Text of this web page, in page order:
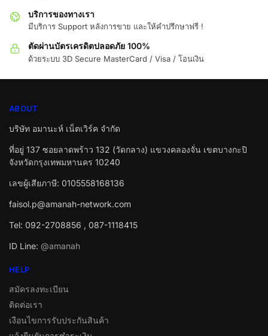
บริการของทางเรา
มีบริการ Support หลังการขาย และให้คำปรึกษาฟรี !
ตัดผ่านบัตรเครดิตปลอดภัย 100%
ด้วยระบบ 3D Secure MasterCard / Visa / โอนเงิน
ABOUT
บริษัท อมานะห์ เน็ตเวิร์ค จำกัด
ที่อยู่ 137 ซอยลาดพร้าว 132 (วัดกลาง) แขวงคลองจั่น เขตบางกะปิ
จังหวัดกรุงเทพมหานคร 10240
เลขผู้เสียภาษี: 0105558168136
faisol.p@amanah-network.com
Tel: 092-2708856 , 087-1118415
ID Line: @amanah
HELP
สมัครลงทะเบียน
ติดต่อเรา
เงือนไขการรับประกันสินค้า